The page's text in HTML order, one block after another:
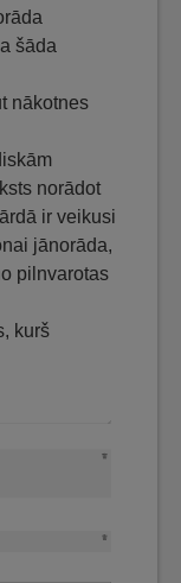
šāda
nākotnes
norādot
ir veikusi
jānorāda,
pilnvarotas
kurš